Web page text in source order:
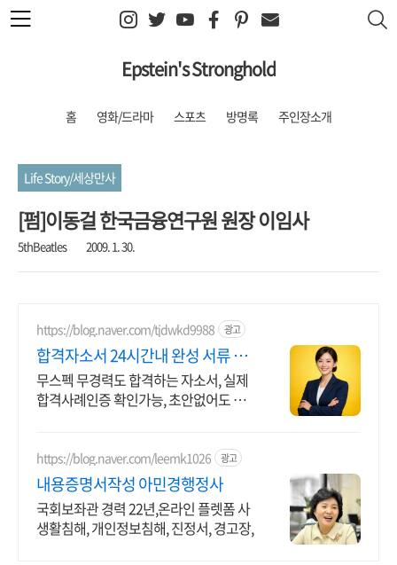
본문 바로가기
Epstein's Stronghold
홈 영화/드라마 스포츠 방명록 주인장소개
Life Story/세상만사
[펌]이동걸 한국금융연구원 원장 이임사
5thBeatles 2009. 1. 30.
https://blog.naver.com/tjdwkd9988 광고
합격자소서 24시간내 완성 서류 합
격의 비밀
무스펙 무경력도 합격하는 자소서, 실제
합격사례인증 확인가능, 초안없어도 가
https://blog.naver.com/leemk1026 광고
내용증명서작성 아민경행정사
국회보좌관 경력 22년,온라인 플렛폼 사
생활침해, 개인정보침해, 진정서, 경고장,